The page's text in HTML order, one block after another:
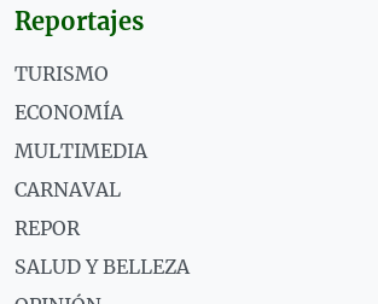
Reportajes
TURISMO
ECONOMÍA
MULTIMEDIA
CARNAVAL
REPOR
SALUD Y BELLEZA